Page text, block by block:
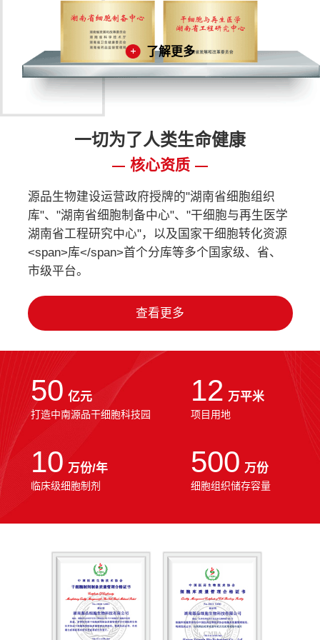
了解更多
一切为了人类生命健康
核心资质
源品生物建设运营政府授牌的"湖南省细胞组织
库"、"湖南省细胞制备中心"、"干细胞与再生医学
湖南省工程研究中心"，以及国家干细胞转化资源
<span>库</span>首个分库等多个国家级、省、
市级平台。
查看更多
50 亿元
打造中南源品干细胞科技园
12 万平米
项目用地
10 万份/年
临床级细胞制剂
500 万份
细胞组织储存容量